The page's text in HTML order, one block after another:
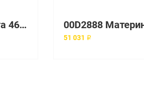
Материнская плата 46D1406 IBM для x3400/x3500 M2
51 031 ₽